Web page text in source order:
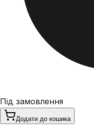
Під замовлення
Додати до кошика